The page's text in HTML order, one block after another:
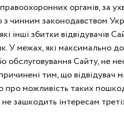
органів, за
з чинним законодавством
інші збитки відвідувачів
У межах, які максимально
Сайту, не
тим, що відвідувач
про можливість таких
зашкодить інтересам